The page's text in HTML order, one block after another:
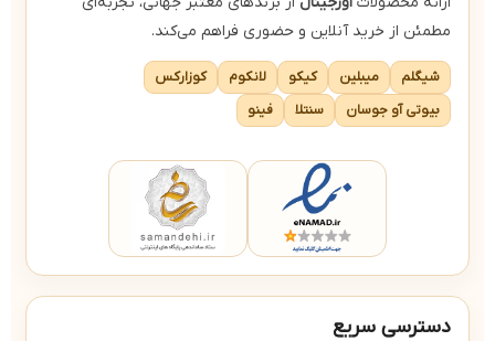
مطمئن از خرید آنلاین و حضوری فراهم می‌کند.
شیگلم میبلین کیکو لانکوم
کوزارکس
بیوتی آو جوسان
سنتلا فینو
دسترسی سریع